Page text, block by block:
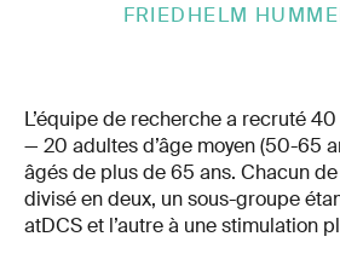
FRIEDHELM
L’équipe de recherche a recruté
— 20 adultes d’âge moyen (50-65
âgés de plus de 65 ans. Chacun
divisé en deux, un sous-groupe
atDCS et l’autre à une stimulation